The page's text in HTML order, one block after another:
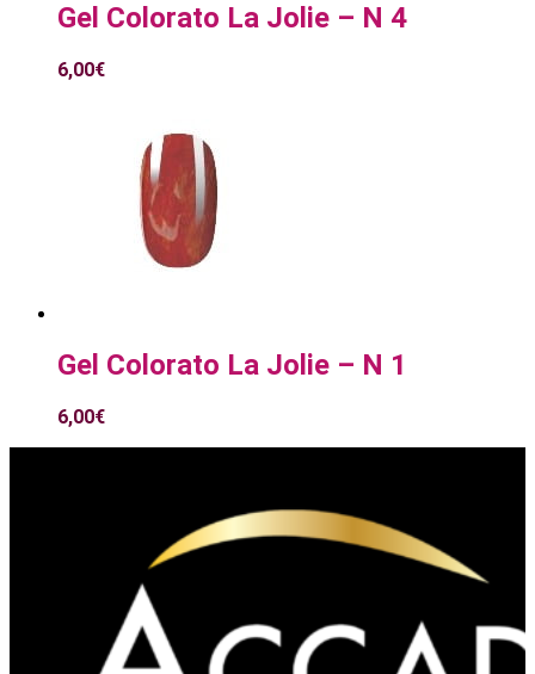
Gel Colorato La Jolie – N 4
6,00€
Gel Colorato La Jolie – N 1
6,00€